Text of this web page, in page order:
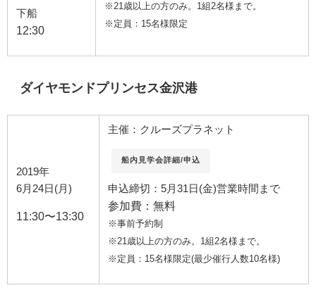
下船
12:30
※21歳以上の方のみ。1組2名様まで。
※定員：15名様限定
ダイヤモンドプリンセス金沢港
2019年
6月24日(月)
11:30〜13:30
主催：クルーズプラネット
船内見学会詳細/申込
申込締切： 5月31日(金)営業時間まで
参加費：無料
※事前予約制
※21歳以上の方のみ。1組2名様まで。
※定員：15名様限定(最少催行人数10名様)